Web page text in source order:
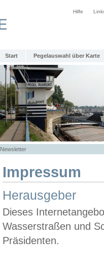
Hilfe
Start Pegelauswahl über Karte
Newsletter
Impressum
Herausgeber
Dieses
Wasserstraßen und
Präsidenten.